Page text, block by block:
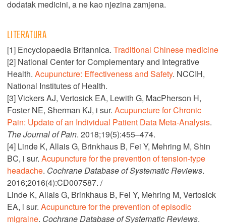
dodatak medicini, a ne kao njezina zamjena.
LITERATURA
[1] Encyclopaedia Britannica. Traditional Chinese medicine
[2] National Center for Complementary and Integrative
Health. Acupuncture: Effectiveness and Safety. NCCIH,
National Institutes of Health.
[3] Vickers AJ, Vertosick EA, Lewith G, MacPherson H,
Foster NE, Sherman KJ, i sur. Acupuncture for Chronic
Pain: Update of an Individual Patient Data Meta-Analysis.
The Journal of Pain. 2018;19(5):455–474.
[4] Linde K, Allais G, Brinkhaus B, Fei Y, Mehring M, Shin
BC, i sur. Acupuncture for the prevention of tension-type
headache. Cochrane Database of Systematic Reviews.
2016;2016(4):CD007587. /
Linde K, Allais G, Brinkhaus B, Fei Y, Mehring M, Vertosick
EA, i sur. Acupuncture for the prevention of episodic
migraine. Cochrane Database of Systematic Reviews.